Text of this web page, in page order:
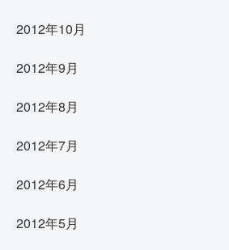
2012年10月
2012年9月
2012年8月
2012年7月
2012年6月
2012年5月